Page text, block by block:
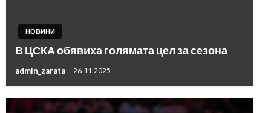
НОВИНИ
В ЦСКА обявиха голямата цел за сезона
admin_zarata 26.11.2025